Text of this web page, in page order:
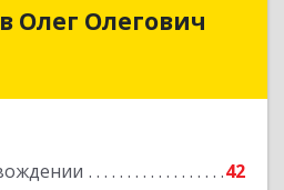
Олег Олегович
42